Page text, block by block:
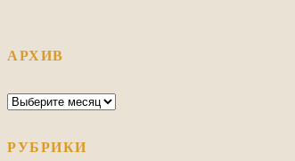
АРХИВ
Архив
РУБРИКИ